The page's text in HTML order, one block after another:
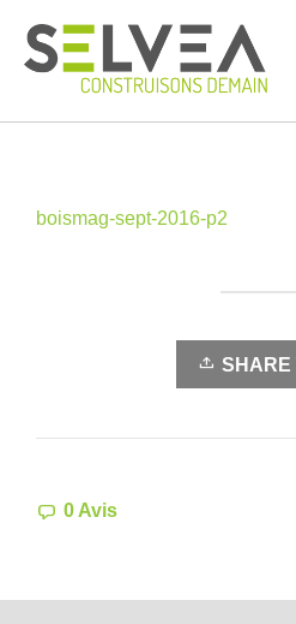
boismag-sept-2016-p2
SHARE
0 Avis